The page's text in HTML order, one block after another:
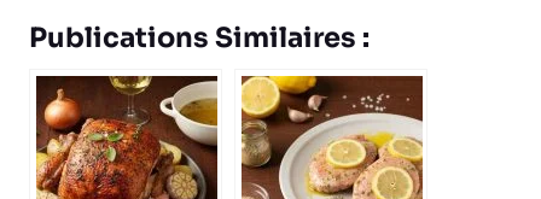
Publications Similaires :